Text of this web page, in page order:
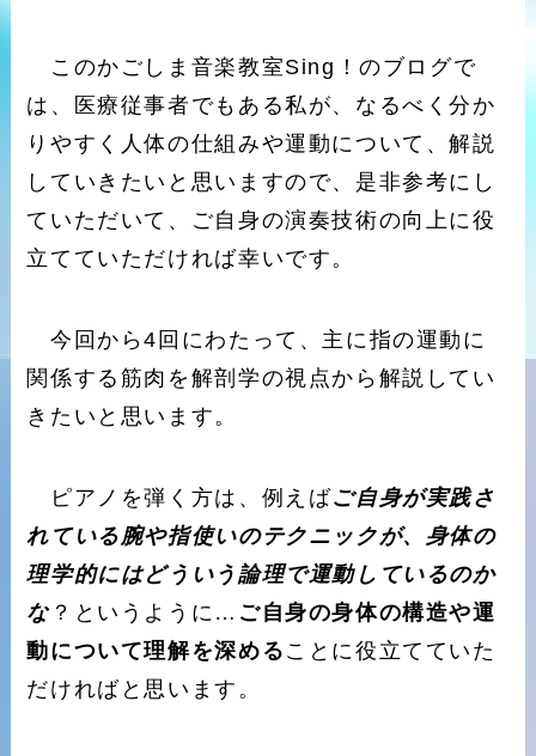
このかごしま音楽教室Sing！のブログで
は、医療従事者でもある私が、なるべく分か
りやすく人体の仕組みや運動について、解説
していきたいと思いますので、是非参考にし
ていただいて、ご自身の演奏技術の向上に役
立てていただければ幸いです。
今回から4回にわたって、主に指の運動に
関係する筋肉を解剖学の視点から解説してい
きたいと思います。
ピアノを弾く方は、例えばご自身が実践さ
れている腕や指使いのテクニックが、身体の
理学的にはどういう論理で運動しているのか
な ？というように… ご自身の身体の構造や運
動について理解を深める ことに役立てていた
だければと思います。